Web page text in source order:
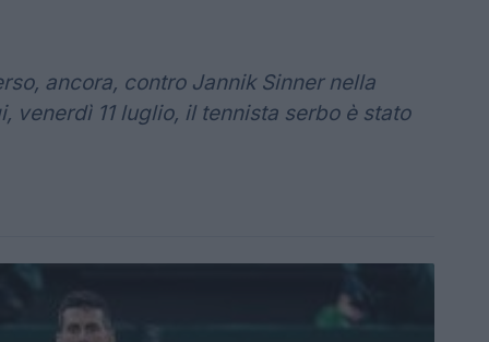
ancora, contro Jannik Sinner nella
venerdì 11 luglio, il tennista serbo è stato